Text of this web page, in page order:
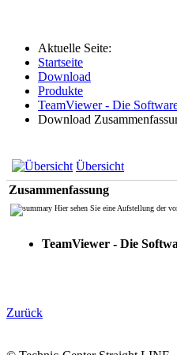
Aktuelle Seite:
Startseite
Download
Produkte
TeamViewer - Die
Download
Übersicht
Zusammenfassung
Hier sehen Sie eine Aufstellung der
TeamViewer - Die
Zurück